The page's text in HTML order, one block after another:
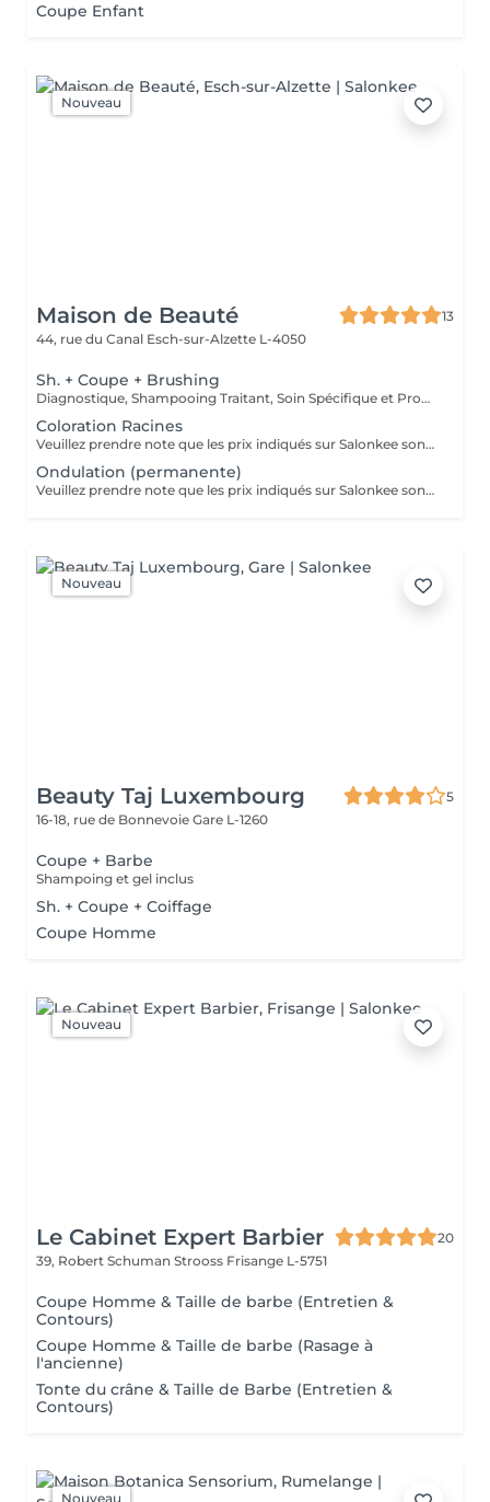
Coupe Enfant
Nouveau
Maison de Beauté
13
44, rue du Canal Esch-sur-Alzette L-4050
Sh. + Coupe + Brushing
Diagnostique, Shampooing Traitant, Soin Spécifique et Produits Coiffants inclus
Coloration Racines
Veuillez prendre note que les prix indiqués sur Salonkee sont communiqués à titre informatif et s'entendent de base. Ces derniers sont susceptibles de varier selon le diagnostic réalisé à votre arrivée au salon et l'expertise du professionnel à qui vous confiez votre beauté. Dans tous les cas, un devis précis vous sera proposé et toutes réalisations de prestations seront effectuées avec votre accord. Un grand merci d'avance pour votre compréhension. Au plaisir de vous recevoir très vite.
Ondulation (permanente)
Veuillez prendre note que les prix indiqués sur Salonkee sont communiqués à titre informatif et s'entendent de base. Ces derniers sont susceptibles de varier selon le diagnostic réalisé à votre arrivée au salon et l'expertise du professionnel à qui vous confiez votre beauté. Dans tous les cas, un devis précis vous sera proposé et toutes réalisations de prestations seront effectuées avec votre accord. Un grand merci d'avance pour votre compréhension. Au plaisir de vous recevoir très vite.
Nouveau
Beauty Taj Luxembourg
5
16-18, rue de Bonnevoie Gare L-1260
Coupe + Barbe
Shampoing et gel inclus
Sh. + Coupe + Coiffage
Coupe Homme
Nouveau
Le Cabinet Expert Barbier
20
39, Robert Schuman Strooss Frisange L-5751
Coupe Homme & Taille de barbe (Entretien &
Contours)
Coupe Homme & Taille de barbe (Rasage à
l'ancienne)
Tonte du crâne & Taille de Barbe (Entretien &
Contours)
Nouveau